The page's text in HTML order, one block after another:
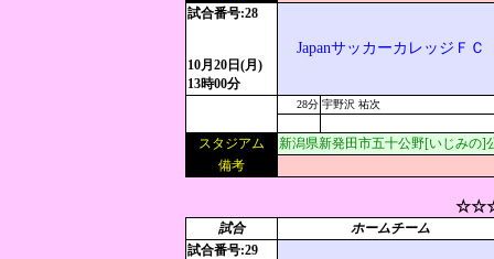
試合番号:28
10月20日(月)
13時00分
JapanサッカーカレッジＦＣ
28分 宇野沢 祐次
スタジアム
新潟県新発田市五十公野[いじみの]
備考
試合
ホームチーム
試合番号:29